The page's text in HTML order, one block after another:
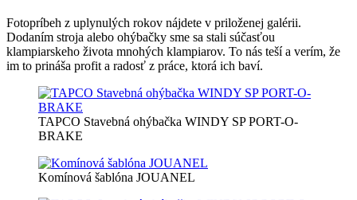
Fotopríbeh z uplynulých rokov nájdete v priloženej galérii.
Dodaním stroja alebo ohýbačky sme sa stali súčasťou
klampiarskeho života mnohých klampiarov. To nás teší a verím, že
im to prináša profit a radosť z práce, ktorá ich baví.
TAPCO Stavebná ohýbačka WINDY SP PORT-O-
BRAKE
Komínová šablóna JOUANEL